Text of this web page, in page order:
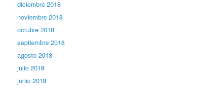
diciembre 2018
noviembre 2018
octubre 2018
septiembre 2018
agosto 2018
julio 2018
junio 2018